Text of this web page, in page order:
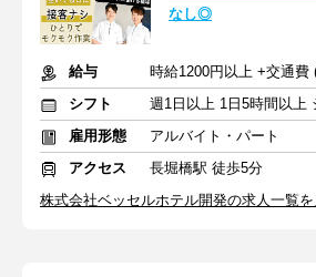
なし◎
給与
時給1200円以上 +交通費
シフト
雇用形態
アルバイト・パート
アクセス
長堀橋駅 徒歩5分
株式会社ベッセルホテル開発の求人一覧を